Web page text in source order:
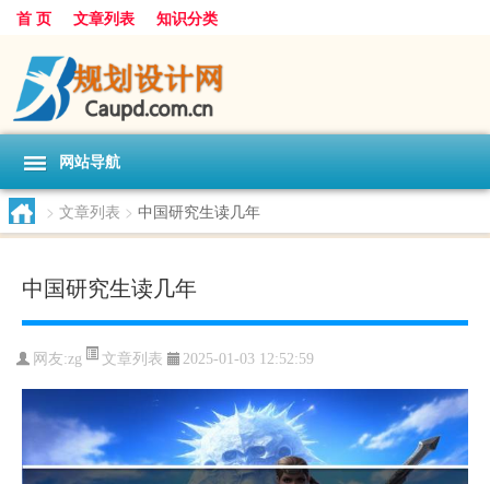
首 页 文章列表 知识分类
网站导航
> 文章列表 > 中国研究生读几年
中国研究生读几年
网友:zg 文章列表 2025-01-03 12:52:59